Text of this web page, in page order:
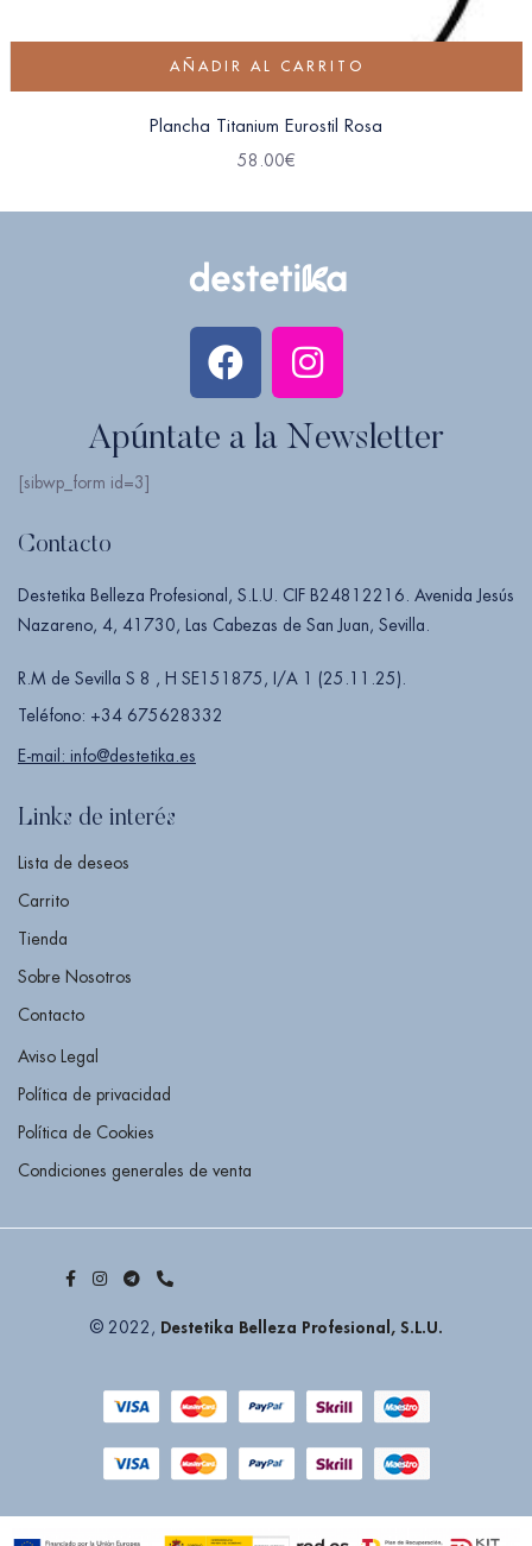
AÑADIR AL CARRITO
Plancha Titanium Eurostil Rosa
58.00€
Apúntate a la Newsletter
[sibwp_form id=3]
Contacto
Destetika Belleza Profesional, S.L.U. CIF B24812216. Avenida Jesús
Nazareno, 4, 41730, Las Cabezas de San Juan, Sevilla.
R.M de Sevilla S 8 , H SE151875, I/A 1 (25.11.25).
Teléfono: +34 675628332
E-mail: info@destetika.es
Links de interés
Lista de deseos
Carrito
Tienda
Sobre Nosotros
Contacto
Aviso Legal
Política de privacidad
Política de Cookies
Condiciones generales de venta
© 2022, Destetika Belleza Profesional, S.L.U.